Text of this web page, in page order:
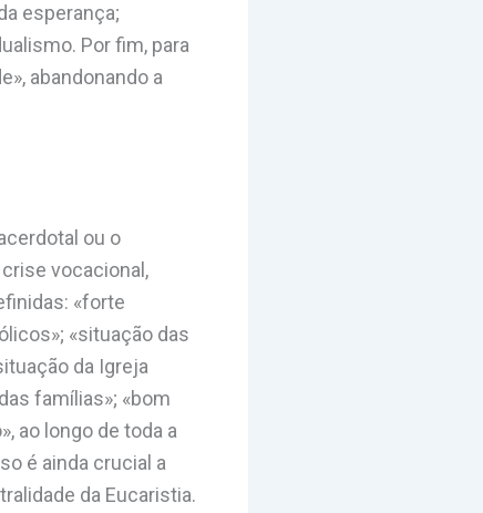
esperança;
Por fim, para
abandonando a
ou o
vocacional,
«forte
«situação das
da Igreja
famílias»; «bom
ao longo de toda a
é ainda crucial a
da Eucaristia.